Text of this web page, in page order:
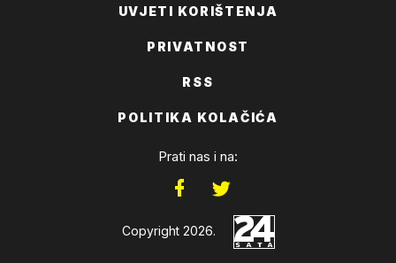
UVJETI KORIŠTENJA
PRIVATNOST
RSS
POLITIKA KOLAČIĆA
Prati nas i na:
Copyright 2026.